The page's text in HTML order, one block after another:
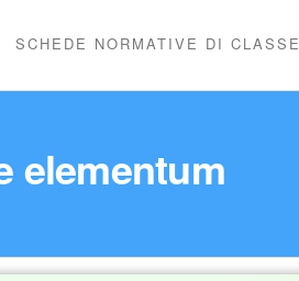
SCHEDE NORMATIVE DI CLASSE
elementum